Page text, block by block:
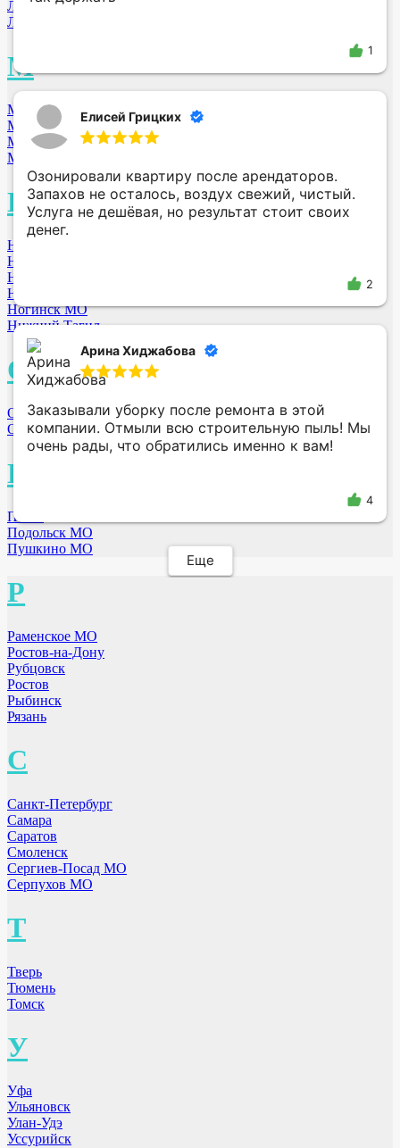
Люберцы
Ленинск-Кузнецкий
М
Москва
Междуреченск
Минусинск
Мытищи МО
Н
Новосибирск
Новокузнецк
Нижний Новгород
Новороссийск
Ногинск МО
Нижний Тагил
О
Омск
Орехово-Зуево МО
П
Пенза
Подольск МО
Пушкино МО
Р
Раменское МО
Ростов-на-Дону
Рубцовск
Ростов
Рыбинск
Рязань
С
Санкт-Петербург
Самара
Саратов
Смоленск
Сергиев-Посад МО
Серпухов МО
Т
Тверь
Тюмень
Томск
У
Уфа
Ульяновск
Улан-Удэ
Уссурийск
1
Елисей Грицких
Озонировали квартиру после арендаторов.
Запахов не осталось, воздух свежий, чистый.
Услуга не дешёвая, но результат стоит своих
денег.
2
Арина Хиджабова
Заказывали уборку после ремонта в этой
компании. Отмыли всю строительную пыль! Мы
очень рады, что обратились именно к вам!
4
Еще